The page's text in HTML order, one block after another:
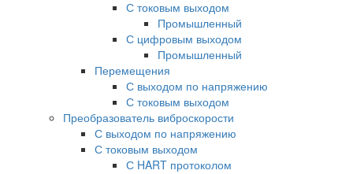
С токовым выходом
Промышленный
С цифровым выходом
Промышленный
Перемещения
С выходом по напряжению
С токовым выходом
Преобразователь виброскорости
С выходом по напряжению
С токовым выходом
С HART протоколом